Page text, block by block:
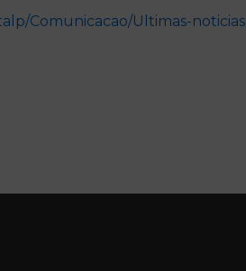
Comunicacao/Ultimas-noticias